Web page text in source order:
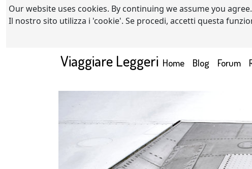
Our website uses cookies. By continuing we assume you
Il nostro sito utilizza i 'cookie'. Se procedi, accetti questa
Viaggiare Leggeri Home(current)
Blog Forum